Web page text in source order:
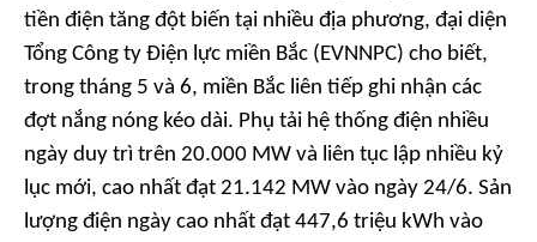
tiền điện tăng đột biến tại nhiều địa phương, đại diện
Tổng Công ty Điện lực miền Bắc (EVNNPC) cho biết,
trong tháng 5 và 6, miền Bắc liên tiếp ghi nhận các
đợt nắng nóng kéo dài. Phụ tải hệ thống điện nhiều
ngày duy trì trên 20.000 MW và liên tục lập nhiều kỷ
lục mới, cao nhất đạt 21.142 MW vào ngày 24/6. Sản
lượng điện ngày cao nhất đạt 447,6 triệu kWh vào